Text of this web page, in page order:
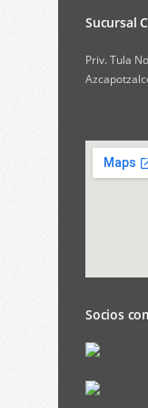
Sucursal
Priv. Tula
Socios